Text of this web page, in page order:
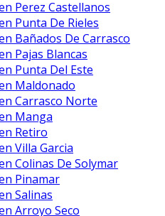
Perez Castellanos
Punta De Rieles
Bañados De Carrasco
Pajas Blancas
Punta Del Este
Maldonado
Carrasco Norte
Manga
Retiro
Villa Garcia
Colinas De Solymar
Pinamar
Salinas
Arroyo Seco